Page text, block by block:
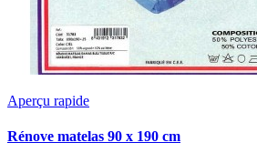
Aperçu rapide
Rénove matelas 90 x 190 cm